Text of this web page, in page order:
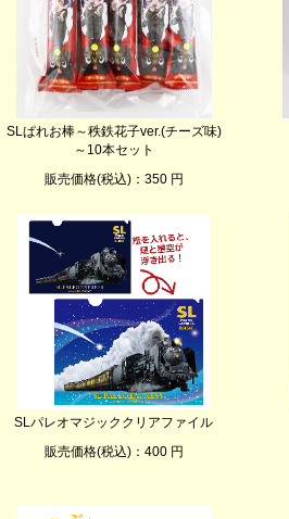
SLぱれお棒～秩鉄花子ver.(チーズ味)
～10本セット
販売価格(税込)：350 円
SLパレオマジッククリアファイル
販売価格(税込)：400 円